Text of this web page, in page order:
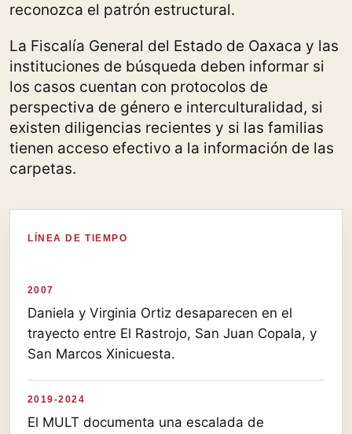
reconozca el patrón estructural.
La Fiscalía General del Estado de Oaxaca y las
instituciones de búsqueda deben informar si
los casos cuentan con protocolos de
perspectiva de género e interculturalidad, si
existen diligencias recientes y si las familias
tienen acceso efectivo a la información de las
carpetas.
LÍNEA DE TIEMPO
2007
Daniela y Virginia Ortiz desaparecen en el
trayecto entre El Rastrojo, San Juan Copala, y
San Marcos Xinicuesta.
2019-2024
El MULT documenta una escalada de